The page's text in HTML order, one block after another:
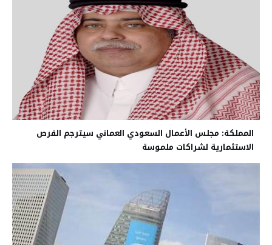
المملكة: مجلس الأعمال السعودي العماني سيترجم الفرص
الاستثمارية لشراكات ملموسة